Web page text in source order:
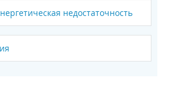
недостаточность